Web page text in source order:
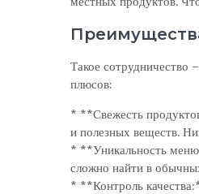
Такое сотрудничество
плюсов:
* **Свежесть
и полезных веществ.
* **Уникальность
сложно найти в
* **Контроль